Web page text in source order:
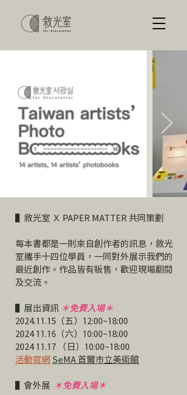
▌敘光室 Ｘ PAPER MATTER 共同策劃
每本書都是一則來自創作者的訊息，敘光
室攜手十四位學員，一同對外展示我們的
最近創作。作品皆有販售，歡迎現場翻閱
及交流。
▌展出資訊 ＊免費入場＊
2024.11.15 （五）12:00~18:00
2024 11.16 （六）10:00~18:00
2024 11.17 （日）10:00~18:00
活動官網 SeMA 首爾市立美術館
▌會外展 ＊免費入場＊